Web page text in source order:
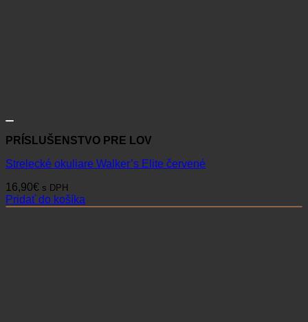
PRÍSLUŠENSTVO PRE LOV
Strelecké okuliare Walker’s Elite červené
16,90€ s DPH
Pridať do košíka